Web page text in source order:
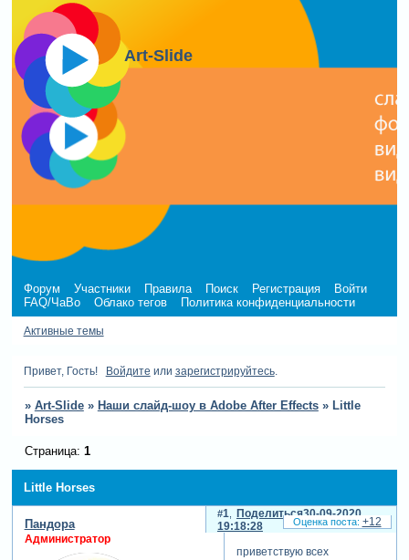
Art-Slide
Форум Участники Правила Поиск Регистрация
Войти
FAQ/ЧаВо
Облако тегов Политика конфиденциальности
Активные темы
Привет, Гость! Войдите или зарегистрируйтесь.
» Art-Slide » Наши слайд-шоу в Adobe After Effects » Little
Horses
Little Horses
Страница: 1
Поделиться
1
30-09-2020
19:18:28
Пандора
Администратор
приветствую всех
+12